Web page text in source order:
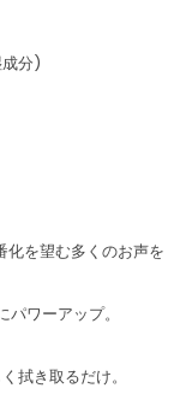
分)
化を望む多くのお声を
ワーアップ。
拭き取るだけ。